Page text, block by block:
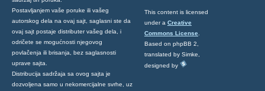
Postavljanjem vaše poruke ili vašeg
autorskog dela na ovaj sajt, saglasni ste da
ovaj sajt postaje distributer vašeg dela, i
odričete se mogućnosti njegovog
povlačenja ili brisanja, bez saglasnosti
uprave sajta.
Distribucija sadržaja sa ovog sajta je
dozvoljena samo u nekomercijalne svrhe, uz
This content is licensed
under a Creative
Commons License
Based on phpBB 2,
translated by Simke,
designed by